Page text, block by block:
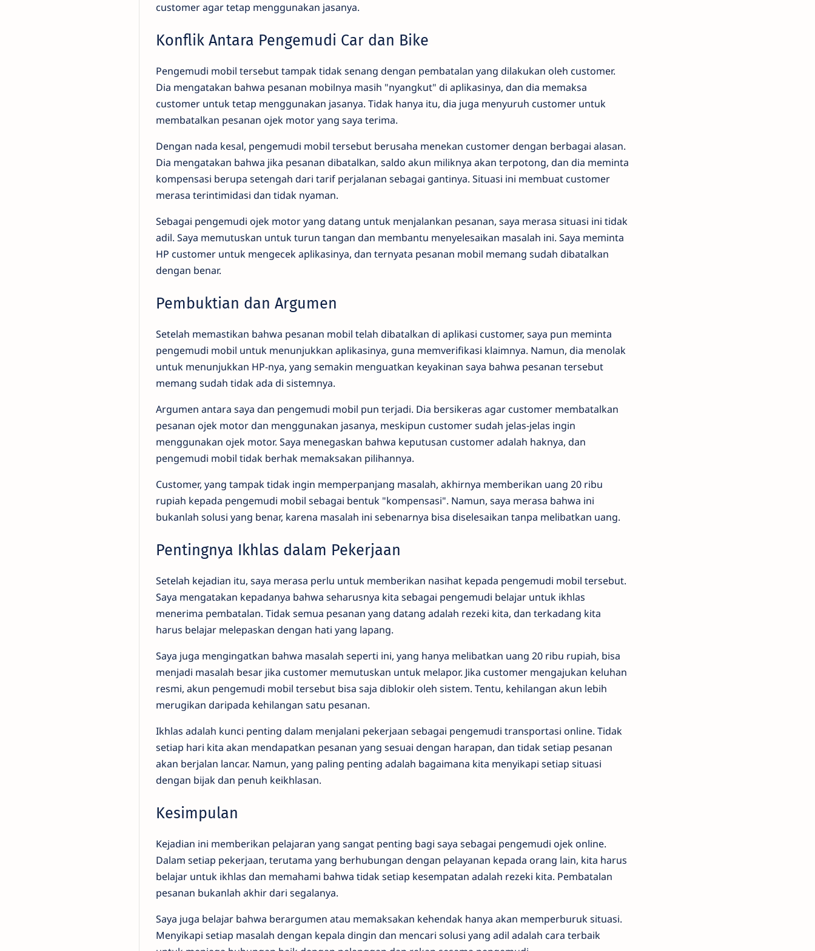
customer agar tetap menggunakan jasanya.
Konflik Antara Pengemudi Car dan Bike
Pengemudi mobil tersebut tampak tidak senang dengan pembatalan yang dilakukan oleh customer.
Dia mengatakan bahwa pesanan mobilnya masih "nyangkut" di aplikasinya, dan dia memaksa
customer untuk tetap menggunakan jasanya. Tidak hanya itu, dia juga menyuruh customer untuk
membatalkan pesanan ojek motor yang saya terima.
Dengan nada kesal, pengemudi mobil tersebut berusaha menekan customer dengan berbagai alasan.
Dia mengatakan bahwa jika pesanan dibatalkan, saldo akun miliknya akan terpotong, dan dia meminta
kompensasi berupa setengah dari tarif perjalanan sebagai gantinya. Situasi ini membuat customer
merasa terintimidasi dan tidak nyaman.
Sebagai pengemudi ojek motor yang datang untuk menjalankan pesanan, saya merasa situasi ini tidak
adil. Saya memutuskan untuk turun tangan dan membantu menyelesaikan masalah ini. Saya meminta
HP customer untuk mengecek aplikasinya, dan ternyata pesanan mobil memang sudah dibatalkan
dengan benar.
Pembuktian dan Argumen
Setelah memastikan bahwa pesanan mobil telah dibatalkan di aplikasi customer, saya pun meminta
pengemudi mobil untuk menunjukkan aplikasinya, guna memverifikasi klaimnya. Namun, dia menolak
untuk menunjukkan HP-nya, yang semakin menguatkan keyakinan saya bahwa pesanan tersebut
memang sudah tidak ada di sistemnya.
Argumen antara saya dan pengemudi mobil pun terjadi. Dia bersikeras agar customer membatalkan
pesanan ojek motor dan menggunakan jasanya, meskipun customer sudah jelas-jelas ingin
menggunakan ojek motor. Saya menegaskan bahwa keputusan customer adalah haknya, dan
pengemudi mobil tidak berhak memaksakan pilihannya.
Customer, yang tampak tidak ingin memperpanjang masalah, akhirnya memberikan uang 20 ribu
rupiah kepada pengemudi mobil sebagai bentuk "kompensasi". Namun, saya merasa bahwa ini
bukanlah solusi yang benar, karena masalah ini sebenarnya bisa diselesaikan tanpa melibatkan uang.
Pentingnya Ikhlas dalam Pekerjaan
Setelah kejadian itu, saya merasa perlu untuk memberikan nasihat kepada pengemudi mobil tersebut.
Saya mengatakan kepadanya bahwa seharusnya kita sebagai pengemudi belajar untuk ikhlas
menerima pembatalan. Tidak semua pesanan yang datang adalah rezeki kita, dan terkadang kita
harus belajar melepaskan dengan hati yang lapang.
Saya juga mengingatkan bahwa masalah seperti ini, yang hanya melibatkan uang 20 ribu rupiah, bisa
menjadi masalah besar jika customer memutuskan untuk melapor. Jika customer mengajukan keluhan
resmi, akun pengemudi mobil tersebut bisa saja diblokir oleh sistem. Tentu, kehilangan akun lebih
merugikan daripada kehilangan satu pesanan.
Ikhlas adalah kunci penting dalam menjalani pekerjaan sebagai pengemudi transportasi online. Tidak
setiap hari kita akan mendapatkan pesanan yang sesuai dengan harapan, dan tidak setiap pesanan
akan berjalan lancar. Namun, yang paling penting adalah bagaimana kita menyikapi setiap situasi
dengan bijak dan penuh keikhlasan.
Kesimpulan
Kejadian ini memberikan pelajaran yang sangat penting bagi saya sebagai pengemudi ojek online.
Dalam setiap pekerjaan, terutama yang berhubungan dengan pelayanan kepada orang lain, kita harus
belajar untuk ikhlas dan memahami bahwa tidak setiap kesempatan adalah rezeki kita. Pembatalan
pesanan bukanlah akhir dari segalanya.
Saya juga belajar bahwa berargumen atau memaksakan kehendak hanya akan memperburuk situasi.
Menyikapi setiap masalah dengan kepala dingin dan mencari solusi yang adil adalah cara terbaik